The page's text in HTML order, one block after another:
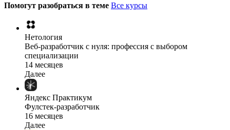
Помогут разобраться в теме Все курсы
Нетология
Веб-разработчик с нуля: профессия с выбором
специализации
14 месяцев
Далее
Яндекс Практикум
Фулстек-разработчик
16 месяцев
Далее